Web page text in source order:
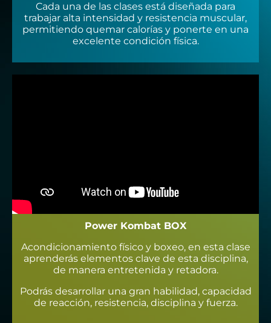
Cada una de las clases está diseñada para
trabajar alta intensidad y resistencia muscular,
permitiendo quemar calorías y ponerte en una
excelente condición física.
Power Kombat BOX
Acondicionamiento físico y boxeo, en esta clase
aprenderás elementos clave de esta disciplina,
de manera entretenida y retadora.
Podrás desarrollar una gran habilidad, capacidad
de reacción, resistencia, disciplina y fuerza.